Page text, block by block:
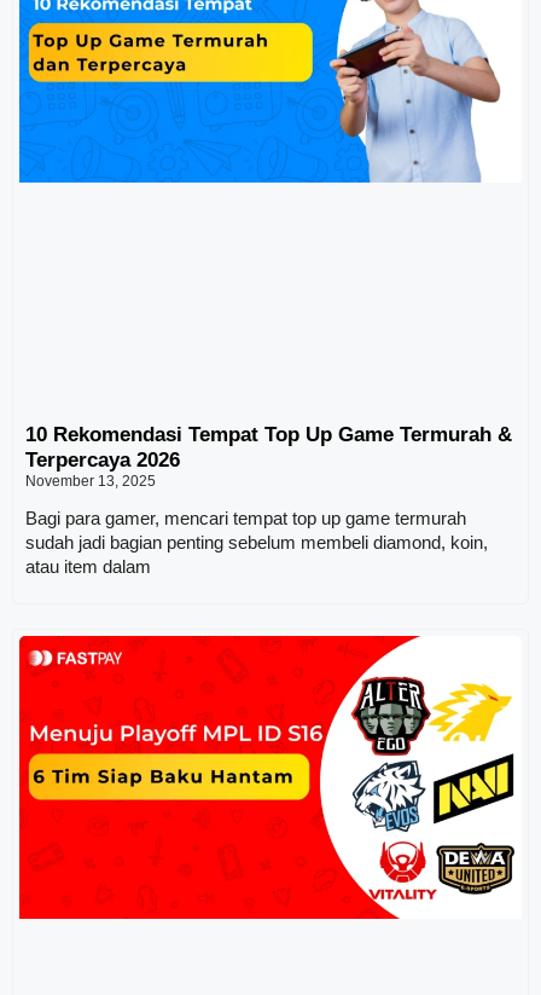
10 Rekomendasi Tempat Top Up Game Termurah &
Terpercaya 2026
November 13, 2025
Bagi para gamer, mencari tempat top up game termurah
sudah jadi bagian penting sebelum membeli diamond, koin,
atau item dalam